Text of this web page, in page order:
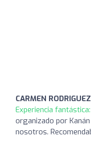
CARMEN RODRIGUEZ
Experiencia fantástica:
organizado por
nosotros.